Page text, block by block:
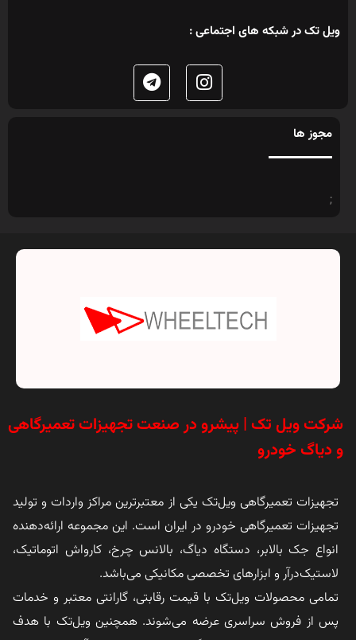
ویل تک در شبکه های اجتماعی :
مجوز ها
;
شرکت ویل تک | پیشرو در صنعت تجهیزات تعمیرگاهی
و دیاگ خودرو
تجهیزات تعمیرگاهی ویل‌تک یکی از معتبرترین مراکز واردات و تولید
تجهیزات تعمیرگاهی خودرو در ایران است. این مجموعه ارائه‌دهنده
انواع جک بالابر، دستگاه دیاگ، بالانس چرخ، کارواش اتوماتیک،
لاستیک‌درآر و ابزارهای تخصصی مکانیکی می‌باشد.
تمامی محصولات ویل‌تک با قیمت رقابتی، گارانتی معتبر و خدمات
پس از فروش سراسری عرضه می‌شوند. همچنین ویل‌تک با هدف